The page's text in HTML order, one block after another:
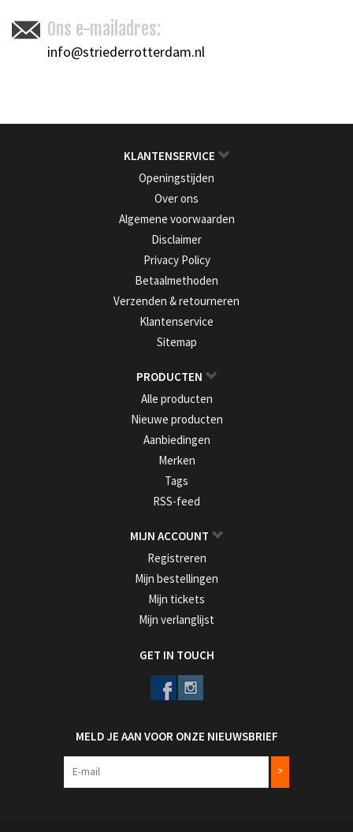
Ons e-mailadres:
info@striederrotterdam.nl
KLANTENSERVICE
Openingstijden
Over ons
Algemene voorwaarden
Disclaimer
Privacy Policy
Betaalmethoden
Verzenden & retourneren
Klantenservice
Sitemap
PRODUCTEN
Alle producten
Nieuwe producten
Aanbiedingen
Merken
Tags
RSS-feed
MIJN ACCOUNT
Registreren
Mijn bestellingen
Mijn tickets
Mijn verlanglijst
GET IN TOUCH
MELD JE AAN VOOR ONZE NIEUWSBRIEF
>